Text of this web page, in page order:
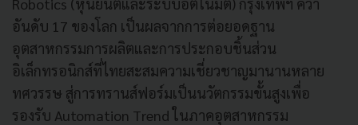
อันดับ 17 ของโลก เป็นผลจากการต่อยอดฐาน
อุตสาหกรรมการผลิตและการประกอบชิ้นส่วน
อิเล็กทรอนิกส์ที่ไทยสะสมความเชี่ยวชาญมานานหลาย
ทศวรรษ สู่การทรานส์ฟอร์มเป็นนวัตกรรมขั้นสูงเพื่อ
รองรับ Automation Trend ในภาคอุตสาหกรรม